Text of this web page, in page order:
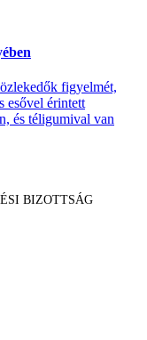
figyelmét,
esővel érintett
és téligumival van
BIZOTTSÁG